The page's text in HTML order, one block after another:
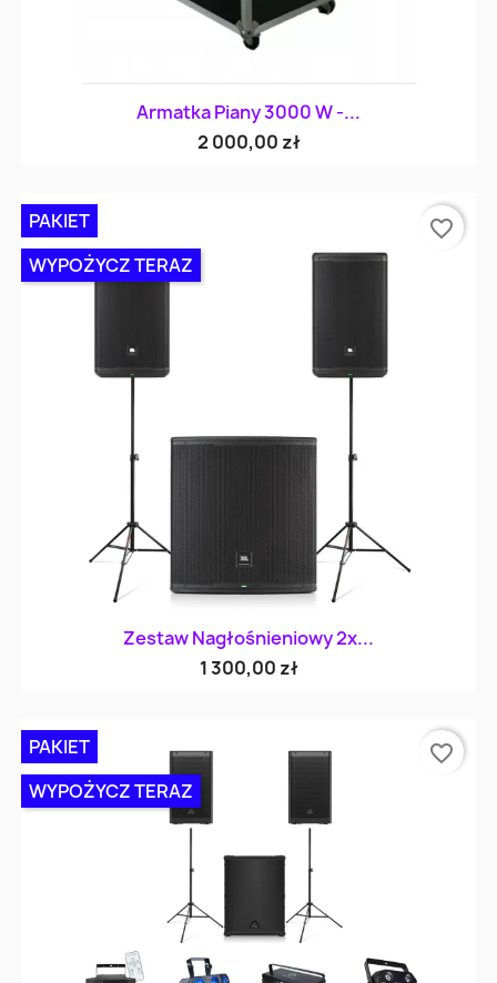
Armatka Piany 3000 W -...
2 000,00 zł
Zestaw Nagłośnieniowy 2x...
1 300,00 zł
PAKIET
WYPOŻYCZ TERAZ
favorite_border
PAKIET
WYPOŻYCZ TERAZ
favorite_border